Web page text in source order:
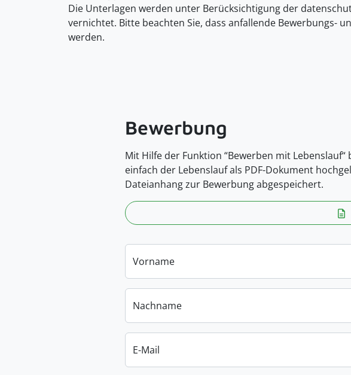
Die Unterlagen werden unter Berücksichtigung der
vernichtet. Bitte beachten Sie, dass anfallende Bewerbungs-
werden.
Bewerbung
Mit Hilfe der Funktion “Bewerben mit
einfach der Lebenslauf als PDF-Dokument
Dateianhang zur Bewerbung abgespeichert.
Vorname
Nachname
E-Mail